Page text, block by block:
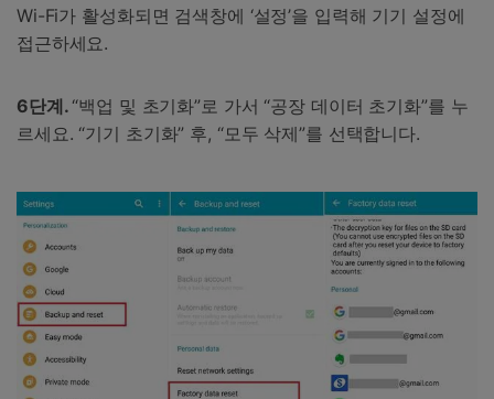
Wi-Fi가 활성화되면 검색창에 ‘설정’을 입력해 기기 설정에
접근하세요.
6단계. “백업 및 초기화”로 가서 “공장 데이터 초기화”를 누
르세요. “기기 초기화” 후, “모두 삭제”를 선택합니다.